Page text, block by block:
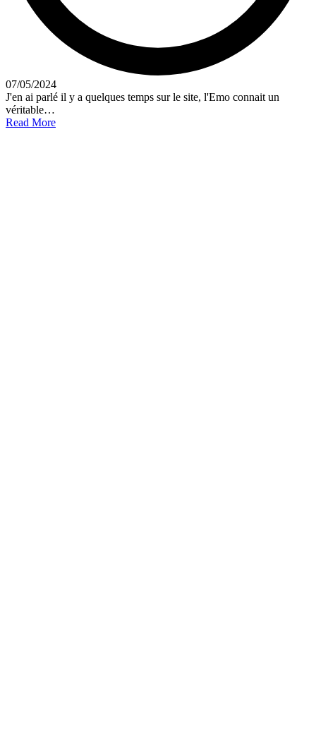
07/05/2024
J'en ai parlé il y a quelques temps sur le site, l'Emo connait un
véritable…
Read More